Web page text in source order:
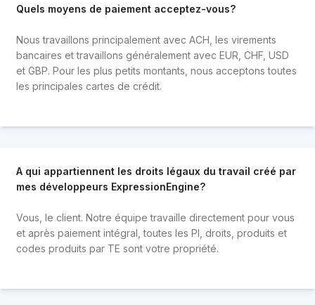
Quels moyens de paiement acceptez-vous?
Nous travaillons principalement avec ACH, les virements
bancaires et travaillons généralement avec EUR, CHF, USD
et GBP. Pour les plus petits montants, nous acceptons toutes
les principales cartes de crédit.
A qui appartiennent les droits légaux du travail créé par
mes développeurs ExpressionEngine?
Vous, le client. Notre équipe travaille directement pour vous
et après paiement intégral, toutes les PI, droits, produits et
codes produits par TE sont votre propriété.